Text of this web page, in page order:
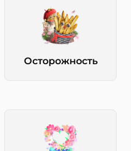
Осторожность